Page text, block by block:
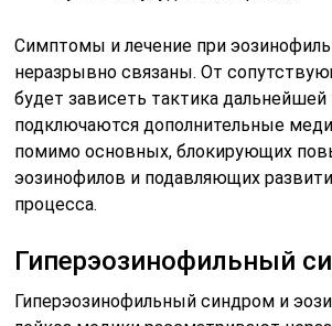
Симптомы и лечение при
неразрывно связаны. От
будет зависеть тактика дальнейшей
подключаются дополнительные
помимо основных, блокирующих
эозинофилов и подавляющих
процесса.
Гиперэозинофильный
Гиперэозинофильный синдром и